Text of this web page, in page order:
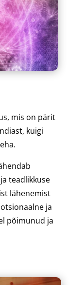
mis on pärit
kuigi
teadlikkuse
lähenemist
ja
põimunud ja